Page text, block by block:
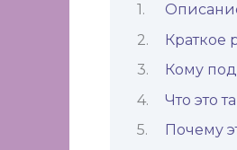
Краткое
Кому
Что это
Почему